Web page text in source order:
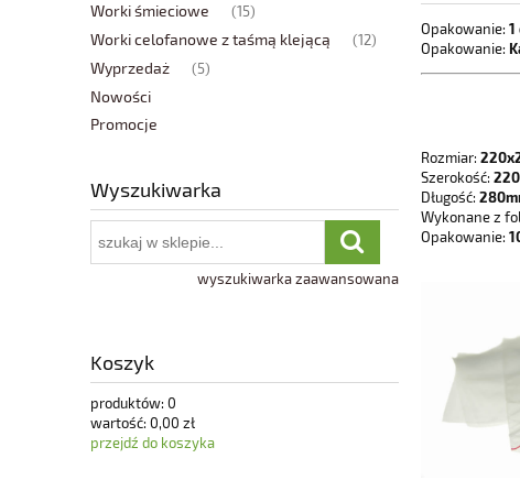
Worki śmieciowe (15)
Worki celofanowe z taśmą klejącą (12)
Wyprzedaż (5)
Nowości
Promocje
Wyszukiwarka
wyszukiwarka zaawansowana
Koszyk
produktów: 0
wartość: 0,00 zł
przejdź do koszyka
Opakowanie: 1
Opakowanie:
Rozmiar:
Szerokość:
Długość:
Wykonane z
Opakowanie: